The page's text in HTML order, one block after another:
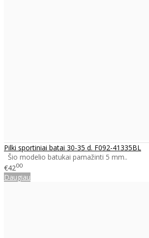
Pilki sportiniai batai 30-35 d. F092-41335BL
Šio modelio batukai pamažinti 5 mm..
€4200
Daugiau